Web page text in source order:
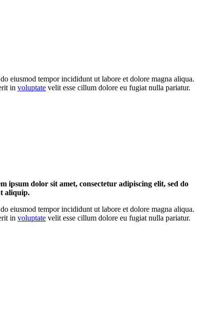
eiusmod tempor incididunt ut labore et dolore magna aliqua.
in voluptate velit esse cillum dolore eu fugiat nulla pariatur.
ipsum dolor sit amet, consectetur adipiscing elit, sed do
aliquip.
eiusmod tempor incididunt ut labore et dolore magna aliqua.
in voluptate velit esse cillum dolore eu fugiat nulla pariatur.